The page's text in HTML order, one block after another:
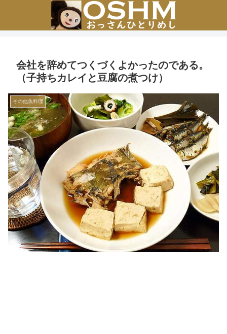
会社を辞めてつくづくよかったのである。
（子持ちカレイと豆腐の煮つけ）
その他魚料理